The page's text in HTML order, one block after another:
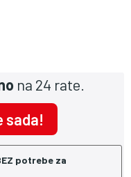
na 24 rate.
sada!
potrebe za